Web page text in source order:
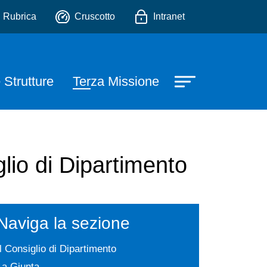
ed Ambientali
Rubrica Cruscotto Intranet
Strutture Terza Missione
di Dipartimento
la sezione
Consiglio di Dipartimento